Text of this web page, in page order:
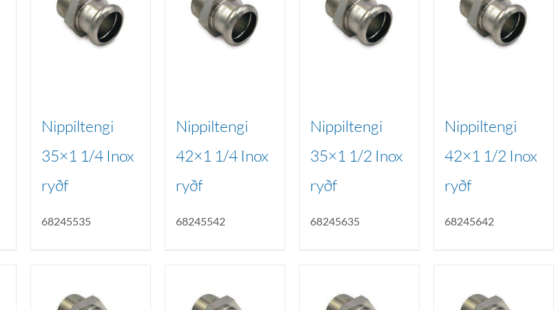
Nippiltengi
35×1 1/4 Inox
ryðf
68245535
Nippiltengi
42×1 1/4 Inox
ryðf
68245542
Nippiltengi
35×1 1/2 Inox
ryðf
68245635
Nippiltengi
42×1 1/2 Inox
ryðf
68245642